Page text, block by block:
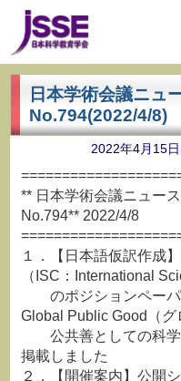
日本学術会議ニ
No.794(2022/4/8)
2022年4月15
** 日本学術会議ニュー
No.794** 2022/4/8
１．【日本語仮訳作成
（ISC：International
のポジションペーパ
Global Public Good（グ
公共善としての科学
掲載しました
２．【開催案内】公開